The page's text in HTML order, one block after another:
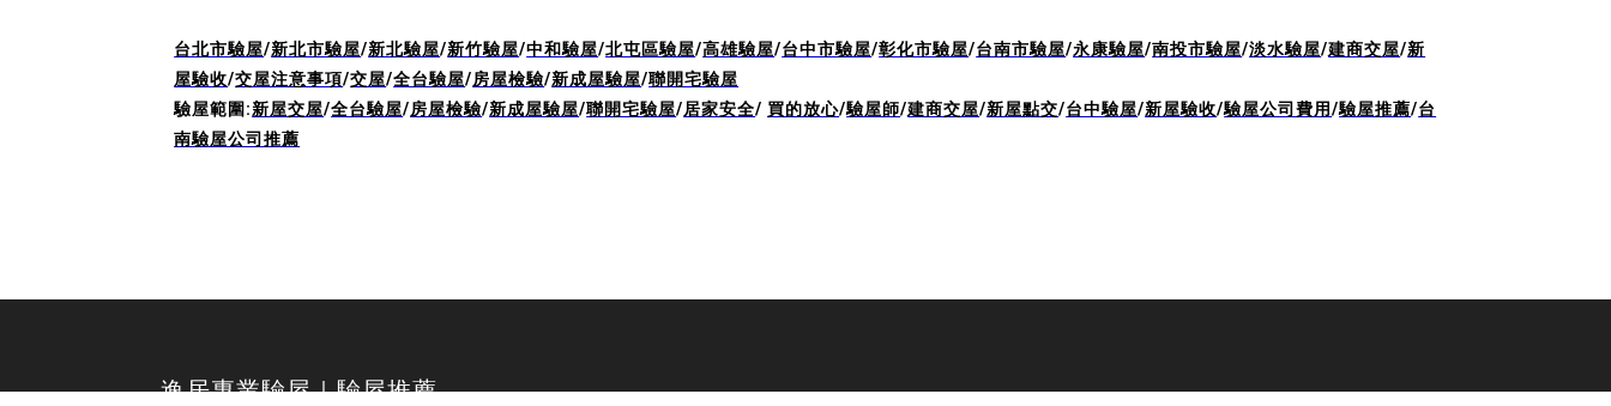
台北市驗屋/新北市驗屋/新北驗屋/新竹驗屋/中和驗屋/北屯區驗屋/高雄驗屋/台中市驗屋/彰化市驗屋/台南市驗屋/永康驗屋/南投市驗屋/淡水驗屋/建商交屋/新
屋驗收/交屋注意事項/交屋/全台驗屋/房屋檢驗/新成屋驗屋/聯開宅驗屋
驗屋範圍:新屋交屋/全台驗屋/房屋檢驗/新成屋驗屋/聯開宅驗屋/居家安全/ 買的放心/驗屋師/建商交屋/新屋點交/台中驗屋/新屋驗收/驗屋公司費用/驗屋推薦/台
南驗屋公司推薦
逸居專業驗屋｜驗屋推薦